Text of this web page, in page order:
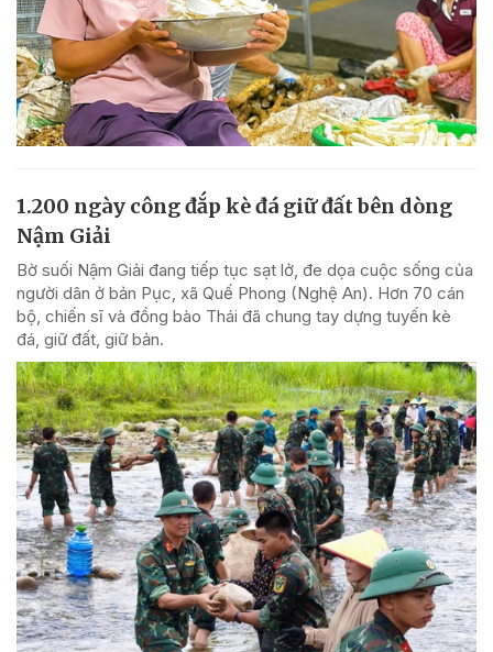
1.200 ngày công đắp kè đá giữ đất bên dòng
Nậm Giải
Bờ suối Nậm Giải đang tiếp tục sạt lở, đe dọa cuộc sống của
người dân ở bản Pục, xã Quế Phong (Nghệ An). Hơn 70 cán
bộ, chiến sĩ và đồng bào Thái đã chung tay dựng tuyến kè
đá, giữ đất, giữ bản.